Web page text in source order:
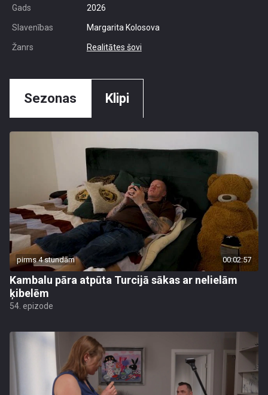
Gads 2026
Slavenības Margarita Kolosova
Žanrs Realitātes šovi
Sezonas Klipi
pirms 4 stundām 00:02:57
Kambalu pāra atpūta Turcijā sākas ar nelielām
ķibelēm
54. epizode